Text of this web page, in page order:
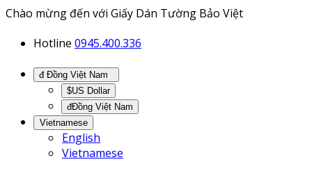
Chào mừng đến với Giấy Dán Tường Bảo Việt
Hotline 0945.400.336
$US Dollar
đĐồng Việt Nam
Vietnamese
English
Vietnamese